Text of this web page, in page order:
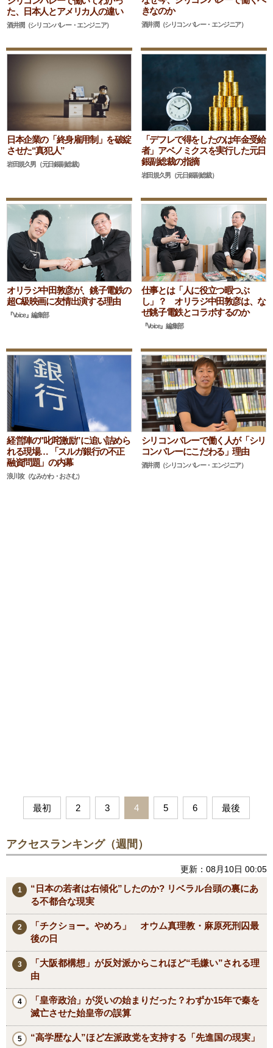
た、日本人とアメリカ人の違い
酒井潤（シリコンバレー・エンジニア）
きなのか
酒井潤（シリコンバレー・エンジニア）
日本企業の「終身雇用制」を破綻
させた“真犯人”
岩田規久男（元日銀副総裁）
「デフレで得をしたのは年金受給
者」アベノミクスを実行した元日
銀副総裁の指摘
岩田規久男（元日銀副総裁）
オリラジ中田敦彦が、銚子電鉄の
超C級映画に友情出演する理由
『Voice』編集部
仕事とは「人に役立つ暇つぶ
し」？ オリラジ中田敦彦は、な
ぜ銚子電鉄とコラボするのか
『Voice』編集部
経営陣の"叱咤激励”に追い詰めら
れる現場… 「スルガ銀行の不正
融資問題」の内幕
浪川攻（なみかわ・おさむ）
シリコンバレーで働く人が「シリ
コンバレーにこだわる」理由
酒井潤（シリコンバレー・エンジニア）
最初 2 3 4 5 6 最後
アクセスランキング（週間）
更新：08月10日 00:05
“日本の若者は右傾化”したのか? リベラル台頭の裏にあ
る不都合な現実
「チクショー。やめろ」 オウム真理教・麻原死刑囚最
後の日
「大阪都構想」が反対派からこれほど“毛嫌い”される理
由
「皇帝政治」が災いの始まりだった？わずか15年で秦を
滅亡させた始皇帝の誤算
“高学歴な人”ほど左派政党を支持する「先進国の現実」